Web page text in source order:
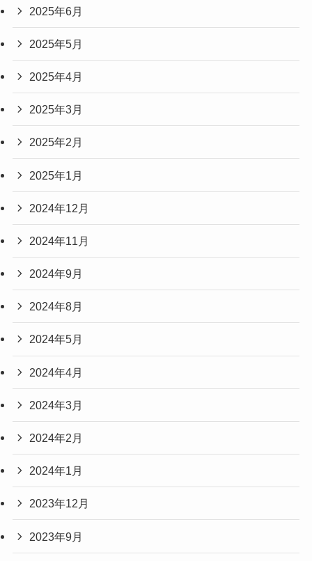
2025年6月
2025年5月
2025年4月
2025年3月
2025年2月
2025年1月
2024年12月
2024年11月
2024年9月
2024年8月
2024年5月
2024年4月
2024年3月
2024年2月
2024年1月
2023年12月
2023年9月